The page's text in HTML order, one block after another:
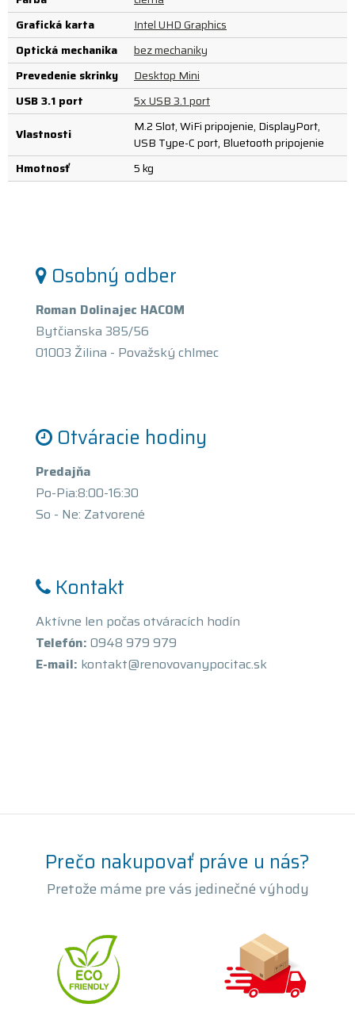
Grafická karta
Intel UHD Graphics
Optická mechanika
bez mechaniky
Prevedenie skrinky
Desktop Mini
USB 3.1 port
5x USB 3.1 port
Vlastnosti
M.2 Slot, WiFi pripojenie, DisplayPort,
USB Type-C port, Bluetooth pripojenie
Hmotnosť
5 kg
Osobný odber
Roman Dolinajec HACOM
Bytčianska 385/56
01003 Žilina - Považský chlmec
Otváracie hodiny
Predajňa
Po-Pia:8:00-16:30
So - Ne: Zatvorené
Kontakt
Aktívne len počas otváracích hodín
Telefón: 0948 979 979
E-mail: kontakt@renovovanypocitac.sk
Prečo nakupovať práve u nás?
Pretože máme pre vás jedinečné výhody